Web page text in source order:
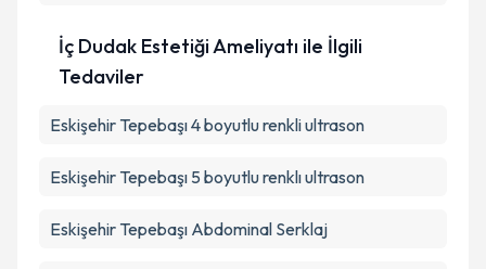
İç Dudak Estetiği Ameliyatı ile İlgili
Tedaviler
Eskişehir Tepebaşı 4 boyutlu renkli ultrason
Eskişehir Tepebaşı 5 boyutlu renklı ultrason
Eskişehir Tepebaşı Abdominal Serklaj